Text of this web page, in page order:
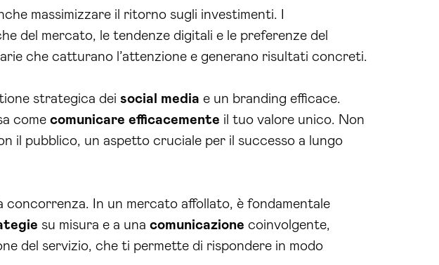
massimizzare il ritorno sugli investimenti. I
del mercato, le tendenze digitali e le preferenze del
che catturano l’attenzione e generano risultati concreti.
strategica dei social media e un branding efficace.
come comunicare efficacemente il tuo valore unico. Non
il pubblico, un aspetto cruciale per il successo a lungo
concorrenza. In un mercato affollato, è fondamentale
su misura e a una comunicazione coinvolgente,
del servizio, che ti permette di rispondere in modo